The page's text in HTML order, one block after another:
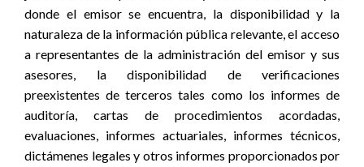
donde el emisor se encuentra, la disponibilidad y la
naturaleza de la información pública relevante, el acceso
a representantes de la administración del emisor y sus
asesores, la disponibilidad de verificaciones
preexistentes de terceros tales como los informes de
auditoría, cartas de procedimientos acordadas,
evaluaciones, informes actuariales, informes técnicos,
dictámenes legales y otros informes proporcionados por